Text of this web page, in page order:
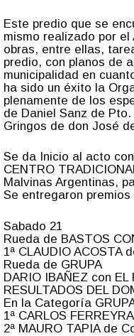
Este predio que se
mismo realizado por
obras, entre ellas,
predio, con planos de
municipalidad en
ha sido un éxito la
plenamente de los
de Daniel Sanz de
Gringos de don José
Se da Inicio al acto
CENTRO
Malvinas Argentinas,
Se entregaron
Sabado 21
Rueda de BASTOS
1ª CLAUDIO ACOSTA
Rueda de GRUPA
DARIO IBAÑEZ con
RESULTADOS DEL
En la Categoría
1ª CARLOS
2ª MAURO TAPIA de